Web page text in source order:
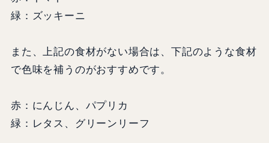
緑：ズッキーニ
また、上記の食材がない場合は、下記のような食材
で色味を補うのがおすすめです。
赤：にんじん、パプリカ
緑：レタス、グリーンリーフ